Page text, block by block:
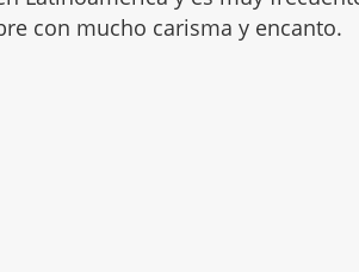
con mucho carisma y encanto.